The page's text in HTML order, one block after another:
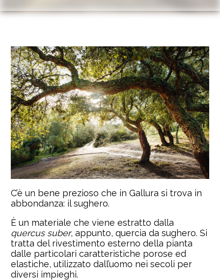
C’è un bene prezioso che in Gallura si trova in
abbondanza: il sughero.
È un materiale che viene estratto dalla
quercus suber, appunto, quercia da sughero. Si
tratta del rivestimento esterno della pianta
dalle particolari caratteristiche porose ed
elastiche, utilizzato dall’uomo nei secoli per
diversi impieghi.